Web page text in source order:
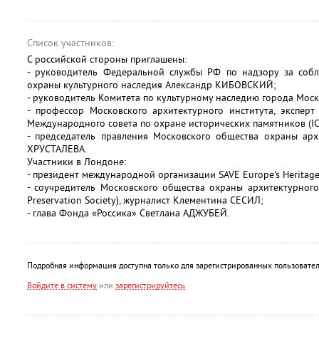
Список участников:
С российской стороны приглашены:
- руководитель Федеральной службы РФ по надзору за
охраны культурного наследия Александр КИБОВСКИЙ;
- руководитель Комитета по культурному наследию города
- профессор Московского архитектурного института,
Международного совета по охране исторических памятников
- председатель правления Московского общества охраны
ХРУСТАЛЕВА.
Участники в Лондоне:
- президент международной организации SAVE Europe's
- соучредитель Московского общества охраны
Preservation Society), журналист Клементина СЕСИЛ;
- глава Фонда «Россика» Светлана АДЖУБЕЙ.
Подробная информация доступна только для зарегистрированных
Войдите в систему или зарегистрируйтесь